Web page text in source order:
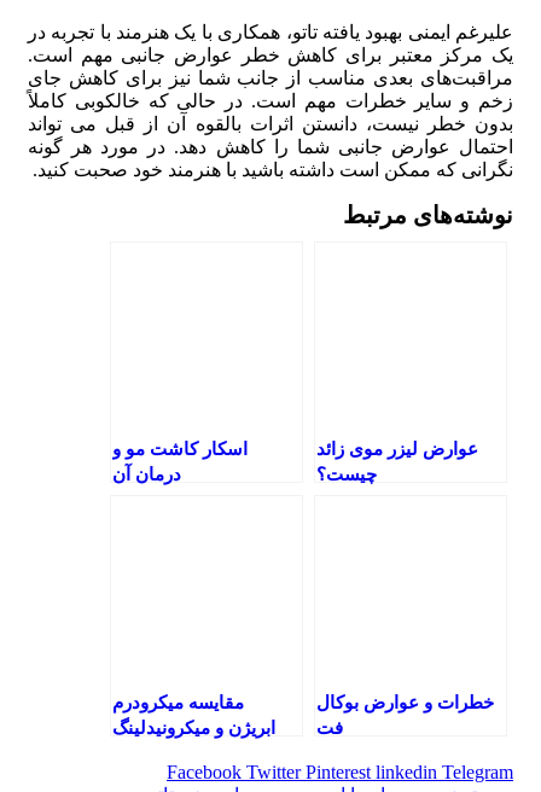
علیرغم ایمنی بهبود یافته تاتو، همکاری با یک هنرمند با تجربه در
یک مرکز معتبر برای کاهش خطر عوارض جانبی مهم است.
مراقبت‌های بعدی مناسب از جانب شما نیز برای کاهش جای
زخم و سایر خطرات مهم است. در حالی که خالکوبی کاملاً
بدون خطر نیست، دانستن اثرات بالقوه آن از قبل می تواند
احتمال عوارض جانبی شما را کاهش دهد. در مورد هر گونه
نگرانی که ممکن است داشته باشید با هنرمند خود صحبت کنید.
نوشته‌های مرتبط
عوارض لیزر موی زائد
چیست؟
اسکار کاشت مو و
درمان آن
خطرات و عوارض بوکال
فت
مقایسه میکرودرم
ابریژن و میکرونیدلینگ
Facebook Twitter Pinterest linkedin Telegram